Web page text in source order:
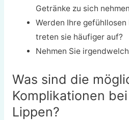
Getränke zu sich
Werden Ihre
treten sie häufiger auf?
Nehmen Sie
Was sind die
Komplikationen
Lippen?